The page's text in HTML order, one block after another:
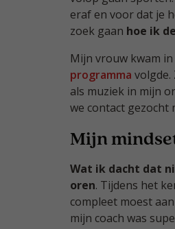
eraf en voor dat je
zoek gaan hoe ik
Mijn vrouw kwam
programma
als muziek in mijn
we contact gezocht
Mijn
Wat ik dacht dat
oren. Tijdens het
compleet moest
mijn coach was